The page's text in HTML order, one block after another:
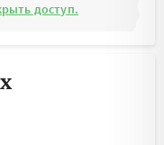
доступ.